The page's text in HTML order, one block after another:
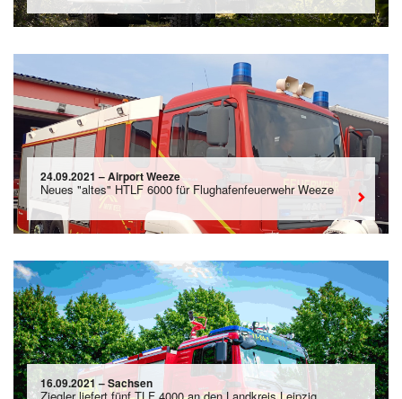
24.09.2021 – Airport Weeze
Neues "altes" HTLF 6000 für Flughafenfeuerwehr Weeze
16.09.2021 – Sachsen